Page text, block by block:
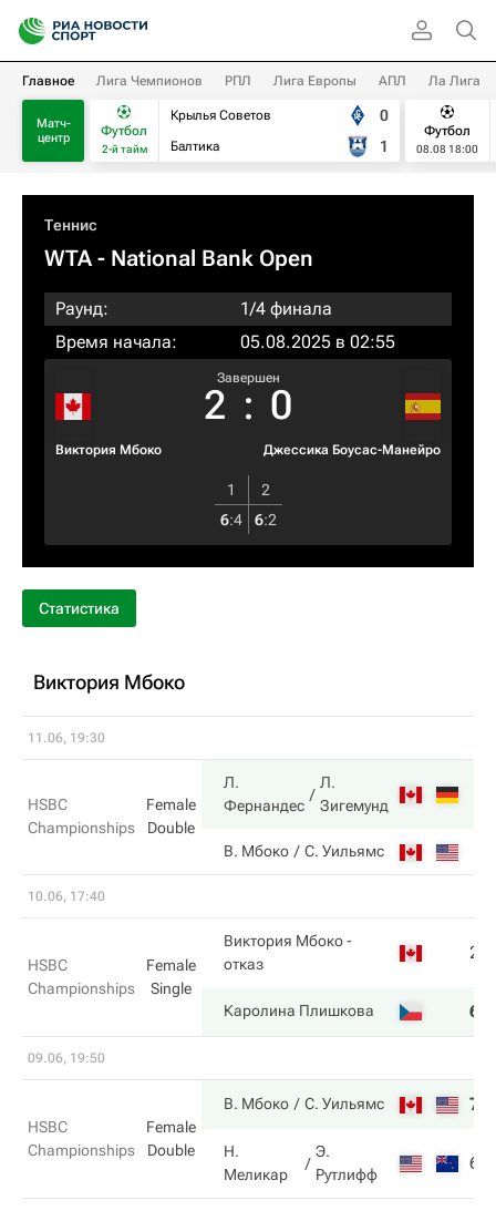
Главное Лига Чемпионов РПЛ Лига Европы АПЛ Ла Лига
Матч-
центр
Футбол
2-й тайм
Крылья Советов
Балтика
0
1
Футбол
08.08 18:00
Теннис
WTA- National Bank Open
Раунд:
1/4 финала
Время начала:
05.08.2025 в 02:55
Виктория Мбоко
Завершен
2 : 0
Джессика Боусас-Манейро
1
2
6:4 6:2
Статистика
Виктория Мбоко
11.06, 19:30
HSBC
Championships
Female
Double
Л.
Фернандес
Л.
Зигемунд
В. Мбоко С. Уильямс
10.06, 17:40
HSBC
Championships
Female
Single
Виктория Мбоко-
отказ
2
Каролина Плишкова 6
09.06, 19:50
HSBC
Championships
Female
Double
В. Мбоко С. Уильямс 7
Н.
Меликар
Э.
Рутлифф
6